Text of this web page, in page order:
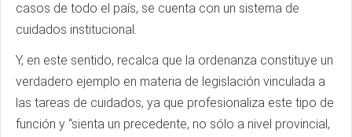
casos de todo el país, se cuenta con un sistema de
cuidados institucional.
Y, en este sentido, recalca que la ordenanza constituye un
verdadero ejemplo en materia de legislación vinculada a
las tareas de cuidados, ya que profesionaliza este tipo de
función y “sienta un precedente, no sólo a nivel provincial,